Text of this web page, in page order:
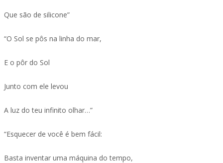
Que são de silicone”
“O Sol se pôs na linha do mar,
E o pôr do Sol
Junto com ele levou
A luz do teu infinito olhar…”
“Esquecer de você é bem fácil:
Basta inventar uma máquina do tempo,